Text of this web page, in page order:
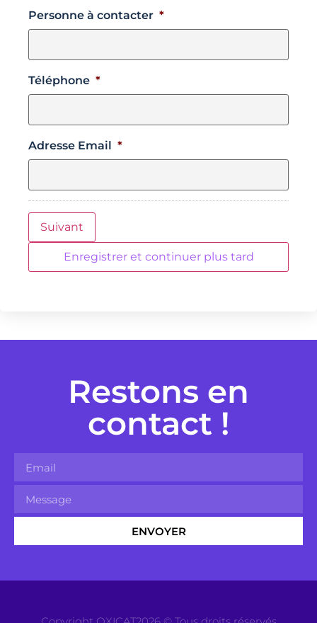
Personne à contacter *
Téléphone *
Adresse Email *
Suivant
Enregistrer et continuer plus tard
Restons en
contact !
ENVOYER